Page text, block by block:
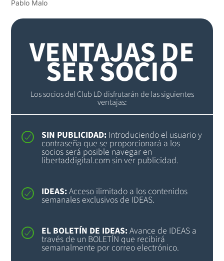
Pablo Malo
VENTAJAS DE
SER SOCIO
Los socios del Club LD disfrutarán de las siguientes
ventajas:
SIN PUBLICIDAD:Introduciendo el usuario y
contraseña que se proporcionará a los
socios será posible navegar en
libertaddigital.com sin ver publicidad.
IDEAS:Acceso ilimitado a los contenidos
semanales exclusivos de IDEAS.
EL BOLETÍN DE IDEAS:Avance de IDEAS a
través de un BOLETÍN que recibirá
semanalmente por correo electrónico.